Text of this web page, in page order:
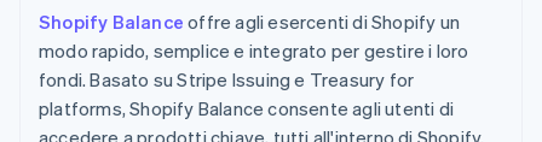
Shopify Balance offre agli esercenti di Shopify un
modo rapido, semplice e integrato per gestire i loro
fondi. Basato su Stripe Issuing e Treasury for
platforms, Shopify Balance consente agli utenti di
accedere a prodotti chiave, tutti all'interno di Shopify.